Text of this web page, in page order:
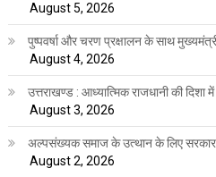
August 5, 2026
पुष्पवर्षा और चरण प्रक्षालन के साथ
August 4, 2026
उत्तराखण्ड : आध्यात्मिक राजधानी की दिशा
August 3, 2026
अल्पसंख्यक समाज के उत्थान के लिए सरकार
August 2, 2026